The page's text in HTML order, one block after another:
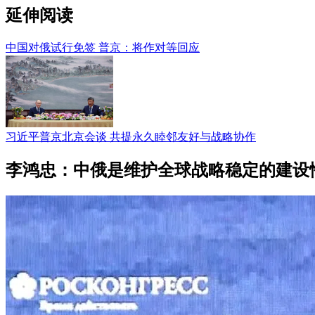
延伸阅读
中国对俄试行免签 普京：将作对等回应
习近平普京北京会谈 共提永久睦邻友好与战略协作
李鸿忠：中俄是维护全球战略稳定的建设